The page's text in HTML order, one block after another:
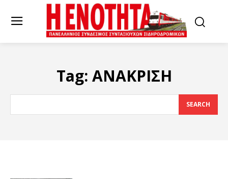
Tag: ΑΝΑΚΡΙΣΗ
SEARCH